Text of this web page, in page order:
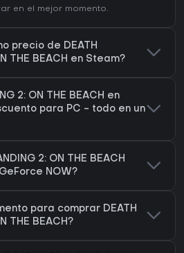
en el mejor momento.
precio de DEATH
THE BEACH en Steam?
2: ON THE BEACH en
para PC - todo en un
2: ON THE BEACH
NOW?
para comprar DEATH
THE BEACH?